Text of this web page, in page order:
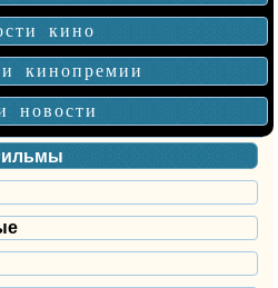
кино
кинопремии
новости